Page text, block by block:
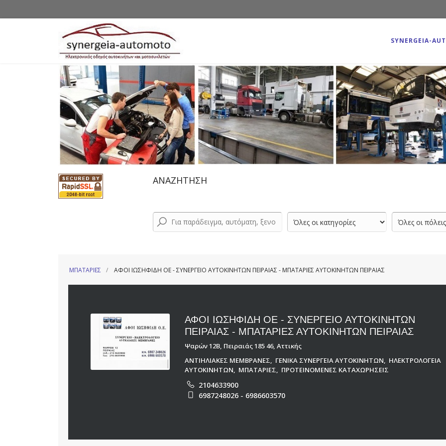
SYNERGEIA-
ΑΝΑΖΗΤΗΣΗ
ΜΠΑΤΑΡΙΕΣ ΑΦΟΙ ΙΩΣΗΦΙΔΗ ΟΕ - ΣΥΝΕΡΓΕΙΟ ΑΥΤΟΚΙΝΗΤΩΝ ΠΕΙΡΑΙΑΣ - ΜΠΑΤΑΡΙΕΣ ΑΥΤΟΚΙΝΗΤΩΝ ΠΕΙΡΑΙΑΣ
ΑΦΟΙ ΙΩΣΗΦΙΔΗ ΟΕ - ΣΥΝΕΡΓΕΙΟ ΑΥΤΟΚΙΝΗΤΩΝ
ΠΕΙΡΑΙΑΣ - ΜΠΑΤΑΡΙΕΣ ΑΥΤΟΚΙΝΗΤΩΝ ΠΕΙΡΑΙΑΣ
Ψαρών 12Β, Πειραιάς 185 46, Αττικής
ΑΝΤΙΗΛΙΑΚΕΣ ΜΕΜΒΡΑΝΕΣ
ΓΕΝΙΚΑ ΣΥΝΕΡΓΕΙΑ ΑΥΤΟΚΙΝΗΤΩΝ
ΗΛΕΚΤΡΟΛΟΓΕΙΑ
ΑΥΤΟΚΙΝΗΤΩΝ
ΜΠΑΤΑΡΙΕΣ ΠΡΟΤΕΙΝΟΜΕΝΕΣ ΚΑΤΑΧΩΡΗΣΕΙΣ
2104633900
6987248026 - 6986603570